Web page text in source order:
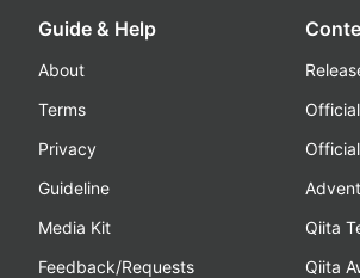
Guide & Help
About
Terms
Privacy
Guideline
Media Kit
Feedback/Requests
Qiita
Qiita